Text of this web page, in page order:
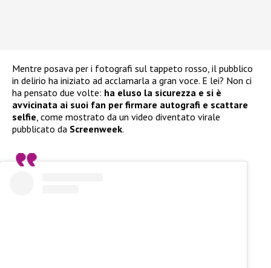
Mentre posava per i fotografi sul tappeto rosso, il pubblico
in delirio ha iniziato ad acclamarla a gran voce. E lei? Non ci
ha pensato due volte: ha eluso la sicurezza e si è
avvicinata ai suoi fan per firmare autografi e scattare
selfie, come mostrato da un video diventato virale
pubblicato da Screenweek.